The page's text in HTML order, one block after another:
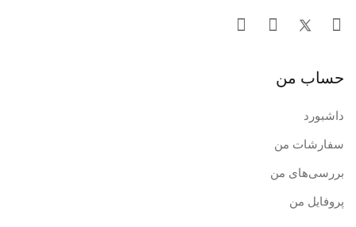
حساب من
داشبورد
سفارشات من
بررسی‌های من
پروفایل من